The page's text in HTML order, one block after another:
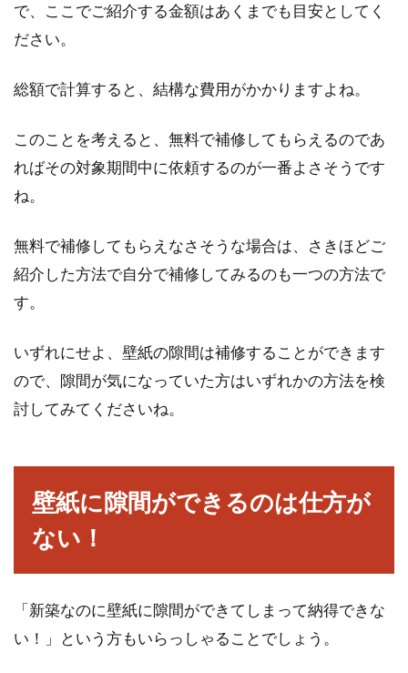
で、ここでご紹介する金額はあくまでも目安としてく
ださい。
総額で計算すると、結構な費用がかかりますよね。
このことを考えると、無料で補修してもらえるのであ
ればその対象期間中に依頼するのが一番よさそうです
ね。
無料で補修してもらえなさそうな場合は、さきほどご
紹介した方法で自分で補修してみるのも一つの方法で
す。
いずれにせよ、壁紙の隙間は補修することができます
ので、隙間が気になっていた方はいずれかの方法を検
討してみてくださいね。
壁紙に隙間ができるのは仕方が
ない！
「新築なのに壁紙に隙間ができてしまって納得できな
い！」という方もいらっしゃることでしょう。